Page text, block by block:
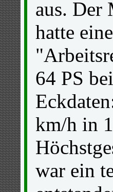
aus. Der
hatte
64 PS
km/h in
war ein